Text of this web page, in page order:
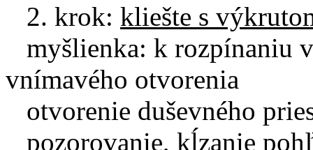
2. krok: kliešte s
myšlienka: k rozpínaniu
vnímavého otvorenia
otvorenie duševného
pozorovanie, kĺzanie